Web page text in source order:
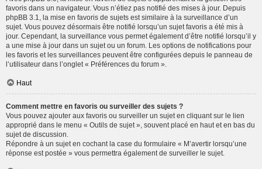
favoris dans un navigateur. Vous n’étiez pas notifié des mises à jour. Depuis
phpBB 3.1, la mise en favoris de sujets est similaire à la surveillance d’un
sujet. Vous pouvez désormais être notifié lorsqu’un sujet favoris a été mis à
jour. Cependant, la surveillance vous permet également d’être notifié lorsqu’il y
a une mise à jour dans un sujet ou un forum. Les options de notifications pour
les favoris et les surveillances peuvent être configurées depuis le panneau de
l’utilisateur dans l’onglet « Préférences du forum ».
Haut
Comment mettre en favoris ou surveiller des sujets ?
Vous pouvez ajouter aux favoris ou surveiller un sujet en cliquant sur le lien
approprié dans le menu « Outils de sujet », souvent placé en haut et en bas du
sujet de discussion.
Répondre à un sujet en cochant la case du formulaire « M’avertir lorsqu’une
réponse est postée » vous permettra également de surveiller le sujet.